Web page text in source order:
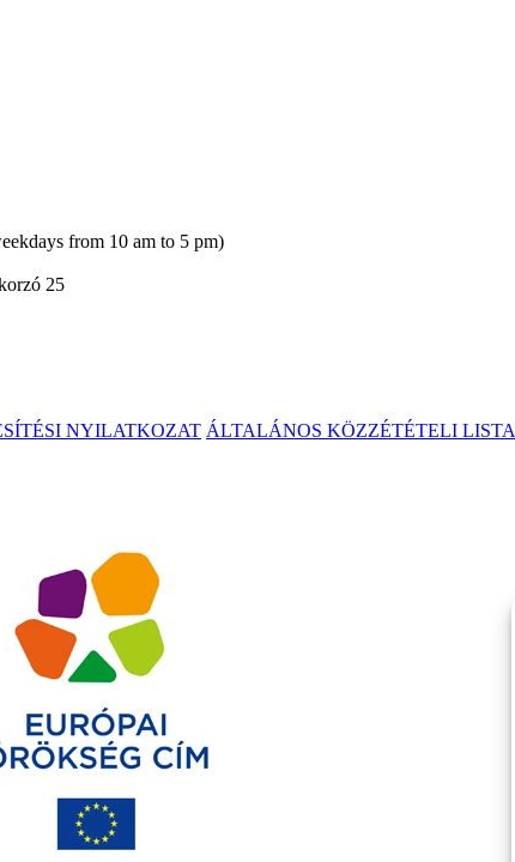
from 10 am to 5 pm)
25
NYILATKOZAT ÁLTALÁNOS KÖZZÉTÉTELI LISTA